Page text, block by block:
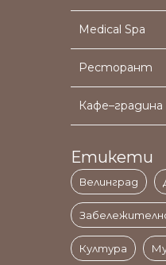
Medical Spa
Ресторант
Кафе–градина
Етикети
Велинград
Култура